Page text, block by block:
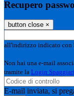
Recupero
button close ×
all'indirizzo indicato con
Non hai una e-mail
tramite la Login Spaggiari
E-mail inviata, si